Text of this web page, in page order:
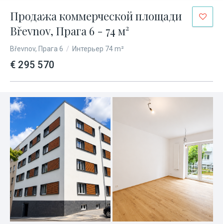
Продажа коммерческой площади
Břevnov, Прага 6 - 74 м²
Břevnov, Прага 6 / Интерьер 74 m²
€ 295 570